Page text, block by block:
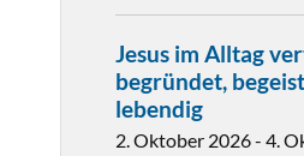
Jesus im Alltag
begründet,
lebendig
2. Oktober 2026- 4.